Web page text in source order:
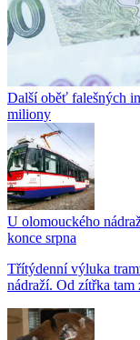
Další oběť falešných
miliony
U olomouckého
konce srpna
Třítýdenní výluka
nádraží. Od zítřka tam